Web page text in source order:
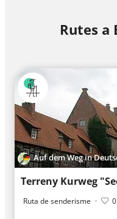
Rutes a
Auf dem Weg in
Terreny Kurweg
Ruta de senderisme · 0